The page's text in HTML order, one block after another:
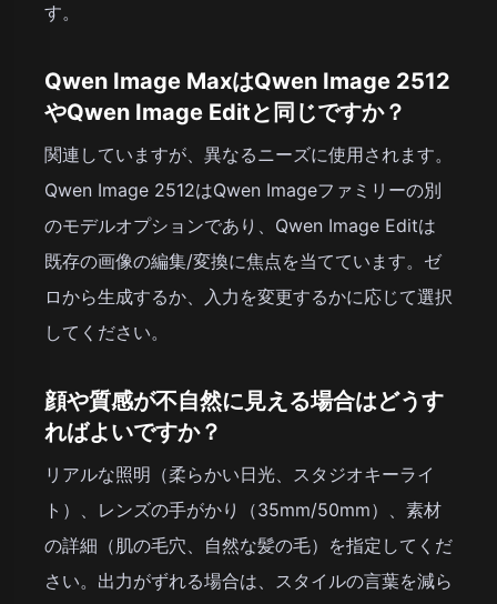
す。
Qwen Image MaxはQwen Image 2512
やQwen Image Editと同じですか？
関連していますが、異なるニーズに使用されます。
Qwen Image 2512はQwen Imageファミリーの別
のモデルオプションであり、Qwen Image Editは
既存の画像の編集/変換に焦点を当てています。ゼ
ロから生成するか、入力を変更するかに応じて選択
してください。
顔や質感が不自然に見える場合はどうす
ればよいですか？
リアルな照明（柔らかい日光、スタジオキーライ
ト）、レンズの手がかり（35mm/50mm）、素材
の詳細（肌の毛穴、自然な髪の毛）を指定してくだ
さい。出力がずれる場合は、スタイルの言葉を減ら